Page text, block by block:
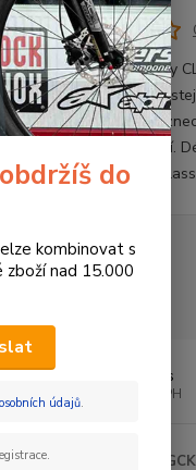
ESI grips Chunky
otřesy. Zaručují
nelepí. Snižuje
jakékoliv ježdění.
Grips Chunky
Dostupnost
ks
bez DPH
do
kombinovat s
zboží nad 15.000
údajů.